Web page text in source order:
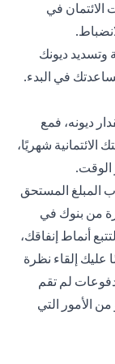
الائتمان في
وتسديد ديونك
في البدء.
ديونه، فمع
شهريًا،
الوقت.
المبلغ المستحق
من بنوك في
أنماط إنفاقك،
عليك إلقاء نظرة
لم تقم
الأمور التي